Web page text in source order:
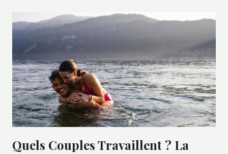
Quels Couples Travaillent ? La